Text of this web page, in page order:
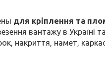
для кріплення та
вантажу в Україні
накриття, намет,